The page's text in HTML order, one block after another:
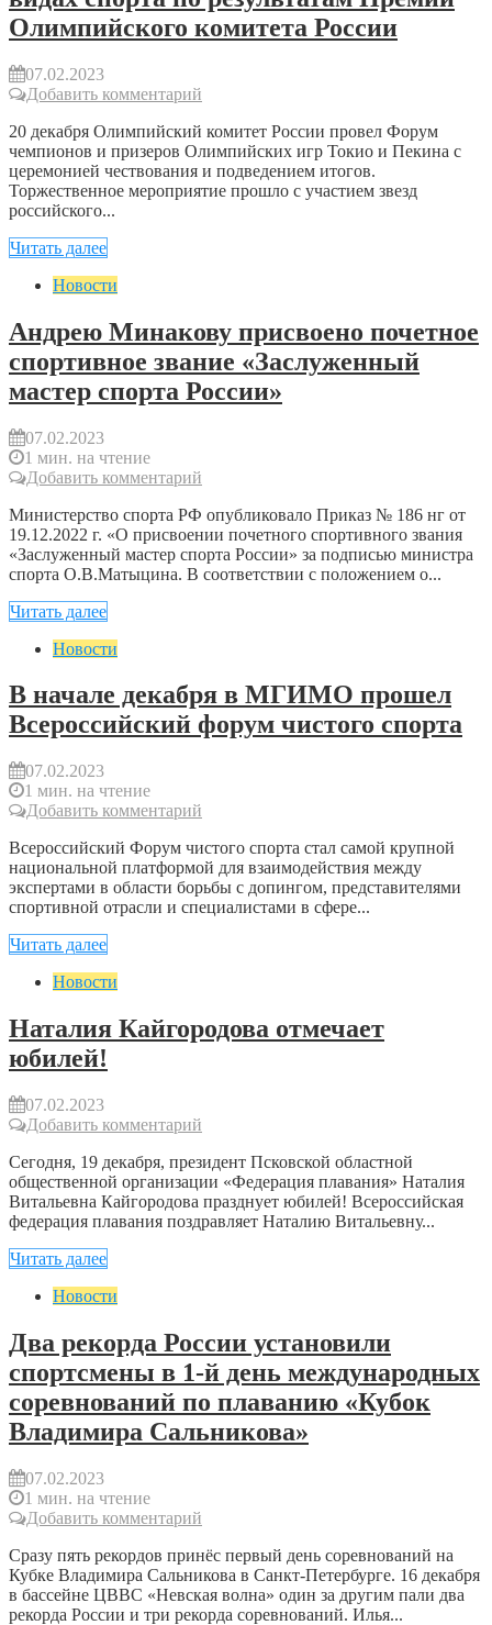
Олимпийского комитета России
07.02.2023
Добавить комментарий
20 декабря Олимпийский комитет России провел Форум
чемпионов и призеров Олимпийских игр Токио и Пекина с
церемонией чествования и подведением итогов.
Торжественное мероприятие прошло с участием звезд
российского...
Читать далее
Новости
Андрею Минакову присвоено почетное
спортивное звание «Заслуженный
мастер спорта России»
07.02.2023
1 мин. на чтение
Добавить комментарий
Министерство спорта РФ опубликовало Приказ № 186 нг от
19.12.2022 г. «О присвоении почетного спортивного звания
«Заслуженный мастер спорта России» за подписью министра
спорта О.В.Матыцина. В соответствии с положением о...
Читать далее
Новости
В начале декабря в МГИМО прошел
Всероссийский форум чистого спорта
07.02.2023
1 мин. на чтение
Добавить комментарий
Всероссийский Форум чистого спорта стал самой крупной
национальной платформой для взаимодействия между
экспертами в области борьбы с допингом, представителями
спортивной отрасли и специалистами в сфере...
Читать далее
Новости
Наталия Кайгородова отмечает
юбилей!
07.02.2023
Добавить комментарий
Сегодня, 19 декабря, президент Псковской областной
общественной организации «Федерация плавания» Наталия
Витальевна Кайгородова празднует юбилей! Всероссийская
федерация плавания поздравляет Наталию Витальевну...
Читать далее
Новости
Два рекорда России установили
спортсмены в 1-й день международных
соревнований по плаванию «Кубок
Владимира Сальникова»
07.02.2023
1 мин. на чтение
Добавить комментарий
Сразу пять рекордов принёс первый день соревнований на
Кубке Владимира Сальникова в Санкт-Петербурге. 16 декабря
в бассейне ЦВВС «Невская волна» один за другим пали два
рекорда России и три рекорда соревнований. Илья...